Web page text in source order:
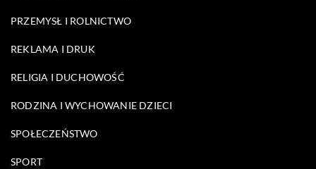
PRZEMYSŁ I ROLNICTWO
REKLAMA I DRUK
RELIGIA I DUCHOWOŚĆ
RODZINA I WYCHOWANIE DZIECI
SPOŁECZEŃSTWO
SPORT